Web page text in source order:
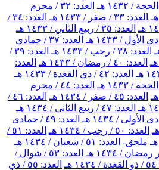
العدد: ٣٢ / محرم
العدد: ٣٣ / صفر / ١٤٣٣ هـ
العدد: ٣٤ /
العدد: ٣٥ / ربيع الثاني / ١٤٣٣ هـ
العدد: ٣٧ / جمادي
العدد: ٣٨ / رجب / ١٤٣٣ هـ
العدد: ٣٩ /
العدد: ٤٠ / رمضان / ١٤٣٣ هـ
العدد:
العدد: ٤٢ / ذي القعدة / ١٤٣٣ هـ
العدد: ٤٤ / محرم
العدد: ٤٥ / صفر / ١٤٣٤ هـ
العدد: ٤٦ /
العدد: ٤٧ / ربيع الثاني / ١٤٣٤ هـ
العدد: ٤٩ / جمادى
العدد: ٥٠ / رجب / ١٤٣٤ هـ
العدد: ٥١ /
ملحق- العدد: ٥١ / شعبان / ١٤٣٤ هـ
العدد: ٥٣ / شوال /
العدد: ٥٥ / ذي